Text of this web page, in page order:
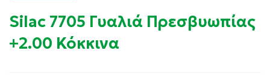
Silac 7705 Γυαλιά Πρεσβυωπίας
+2.00 Κόκκινα